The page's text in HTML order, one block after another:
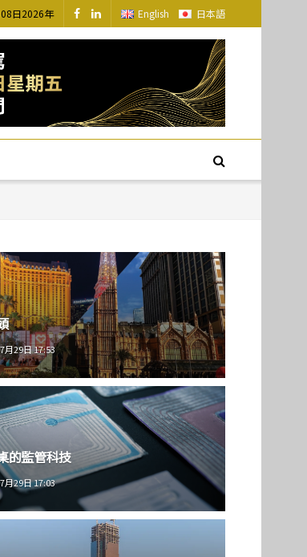
日2026年 English 日本語
月29日 17:53
的監管科技
月29日 17:03